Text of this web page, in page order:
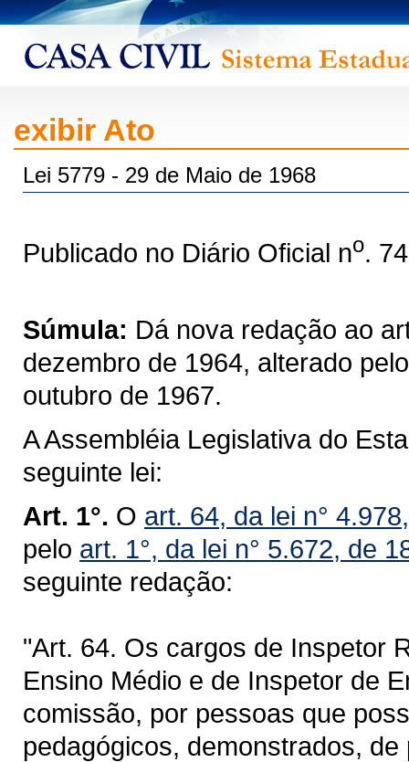
exibir Ato
Lei 5779 - 29 de Maio de 1968
Publicado no Diário Oficial no.
Súmula: Dá nova redação ao
dezembro de 1964, alterado
outubro de 1967.
A Assembléia Legislativa do
seguinte lei:
Art. 1°. O art. 64, da lei n°
pelo art. 1°, da lei n° 5.672, de
seguinte redação:
"Art. 64. Os cargos de Inspetor
Ensino Médio e de Inspetor de
comissão, por pessoas que
pedagógicos, demonstrados,